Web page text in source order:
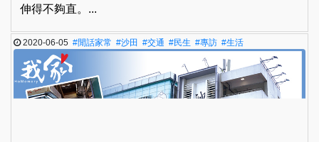
伸得不夠直。...
2020-06-05#閒話家常 #沙田 #交通 #民生 #專訪 #生活